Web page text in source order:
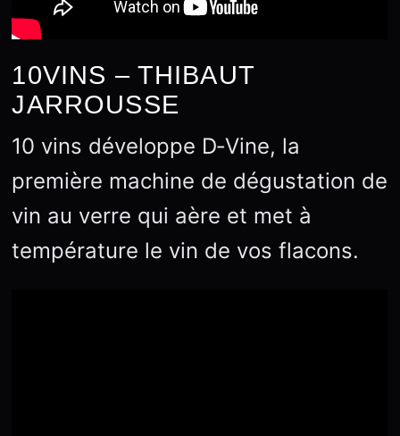
10VINS – THIBAUT
JARROUSSE
10 vins développe D‑Vine, la
première machine de dégustation de
vin au verre qui aère et met à
température le vin de vos flacons.